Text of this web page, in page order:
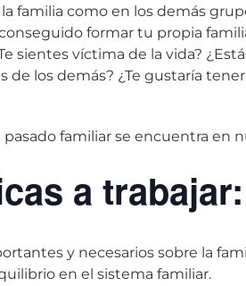
familia como en los demás
formar tu propia
sientes víctima de la vida?
de los demás? ¿Te gustaría
familiar se encuentra en
a
y necesarios sobre la
en el sistema familiar.